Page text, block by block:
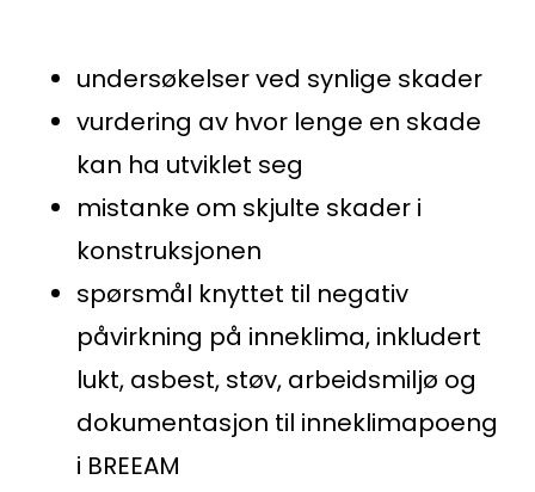
undersøkelser ved synlige skader
vurdering av hvor lenge en skade
kan ha utviklet seg
mistanke om skjulte skader i
konstruksjonen
spørsmål knyttet til negativ
påvirkning på inneklima, inkludert
lukt, asbest, støv, arbeidsmiljø og
dokumentasjon til inneklimapoeng
i BREEAM